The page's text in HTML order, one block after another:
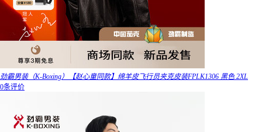
劲霸男装（K-Boxing）【赵心童同款】绵羊皮飞行员夹克皮装FPLK1306 黑色 2XL
0条评价